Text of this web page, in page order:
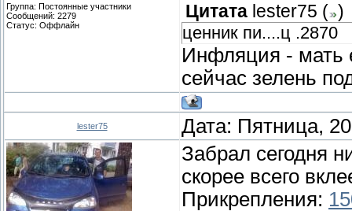
Группа: Постоянные участники
Сообщений: 2279
Статус: Оффлайн
Цитата lester75 ( )
ценник пи....ц .2870
Инфляция - мать
сейчас зелень
lester75 Дата: Пятница,
Забрал сегодня
скорее всего
Прикрепления: